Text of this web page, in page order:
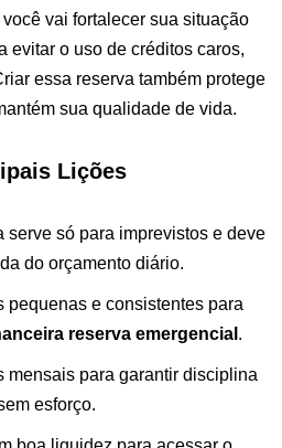
vai fortalecer sua situação
evitar o uso de créditos caros,
essa reserva também protege
sua qualidade de vida.
Lições
serve só para imprevistos e deve
do orçamento diário.
pequenas e consistentes para
reserva emergencial .
mensais para garantir disciplina
esforço.